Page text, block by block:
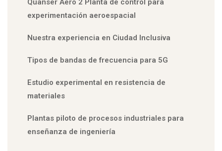
Quanser Aero 2 Planta de control para
experimentación aeroespacial
Nuestra experiencia en Ciudad Inclusiva
Tipos de bandas de frecuencia para 5G
Estudio experimental en resistencia de
materiales
Plantas piloto de procesos industriales para
enseñanza de ingeniería